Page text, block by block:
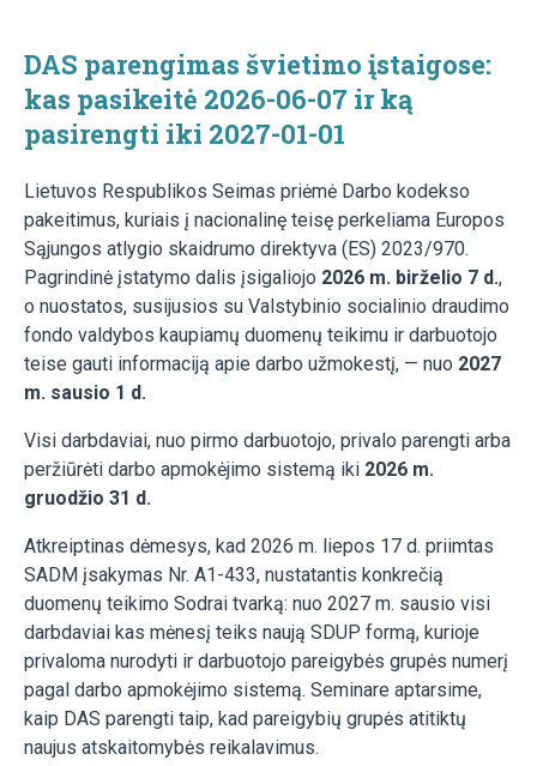
DAS parengimas švietimo įstaigose:
kas pasikeitė 2026-06-07 ir ką
pasirengti iki 2027-01-01
Lietuvos Respublikos Seimas priėmė Darbo kodekso
pakeitimus, kuriais į nacionalinę teisę perkeliama Europos
Sąjungos atlygio skaidrumo direktyva (ES) 2023/970.
Pagrindinė įstatymo dalis įsigaliojo 2026 m. birželio 7 d.,
o nuostatos, susijusios su Valstybinio socialinio draudimo
fondo valdybos kaupiamų duomenų teikimu ir darbuotojo
teise gauti informaciją apie darbo užmokestį, — nuo 2027
m. sausio 1 d.
Visi darbdaviai, nuo pirmo darbuotojo, privalo parengti arba
peržiūrėti darbo apmokėjimo sistemą iki 2026 m.
gruodžio 31 d.
Atkreiptinas dėmesys, kad 2026 m. liepos 17 d. priimtas
SADM įsakymas Nr. A1-433, nustatantis konkrečią
duomenų teikimo Sodrai tvarką: nuo 2027 m. sausio visi
darbdaviai kas mėnesį teiks naują SDUP formą, kurioje
privaloma nurodyti ir darbuotojo pareigybės grupės numerį
pagal darbo apmokėjimo sistemą. Seminare aptarsime,
kaip DAS parengti taip, kad pareigybių grupės atitiktų
naujus atskaitomybės reikalavimus.